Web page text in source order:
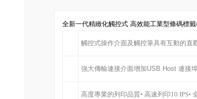
全新一代精緻化觸控式 高效能工業型條碼標
觸控式操作介面及觸控筆具有互動的直
強大傳輸連接介面增加USB Host 連接
高度專業的列印品質• 高速列印10 IPS•